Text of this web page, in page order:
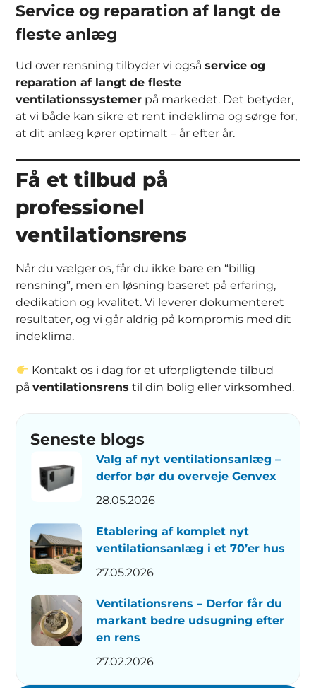
Service og reparation af langt de
fleste anlæg
Ud over rensning tilbyder vi ogsåservice og
reparation af langt de fleste
ventilationssystemer på markedet. Det betyder,
at vi både kan sikre et rent indeklima og sørge for,
at dit anlæg kører optimalt – år efter år.
Få et tilbud på
professionel
ventilationsrens
Når du vælger os, får du ikke bare en “billig
rensning”, men en løsning baseret på erfaring,
dedikation og kvalitet. Vi leverer dokumenteret
resultater, og vi går aldrig på kompromis med dit
indeklima.
Kontakt os i dag for et uforpligtende tilbud
påventilationsrens til din bolig eller virksomhed.
Seneste blogs
Valg af nyt ventilationsanlæg –
derfor bør du overveje Genvex
28.05.2026
Etablering af komplet nyt
ventilationsanlæg i et 70’er hus
27.05.2026
Ventilationsrens – Derfor får du
markant bedre udsugning efter
en rens
27.02.2026